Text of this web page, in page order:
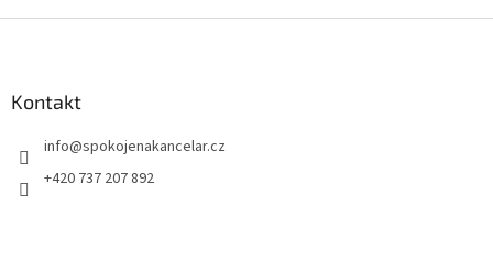
v
Kontakt
info@spokojenakancelar.cz
+420 737 207 892